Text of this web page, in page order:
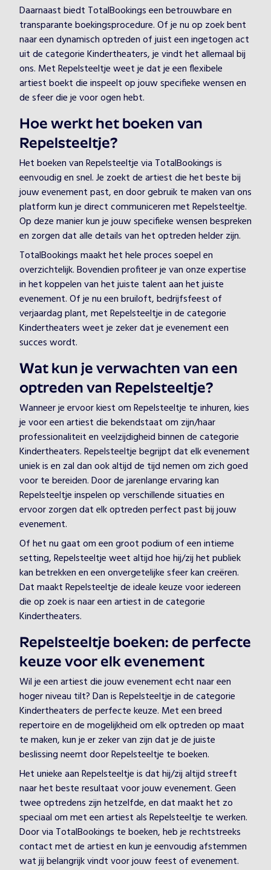
Daarnaast biedt TotalBookings een betrouwbare en
transparante boekingsprocedure. Of je nu op zoek bent
naar een dynamisch optreden of juist een ingetogen act
uit de categorie Kindertheaters, je vindt het allemaal bij
ons. Met Repelsteeltje weet je dat je een flexibele
artiest boekt die inspeelt op jouw specifieke wensen en
de sfeer die je voor ogen hebt.
Hoe werkt het boeken van
Repelsteeltje?
Het boeken van Repelsteeltje via TotalBookings is
eenvoudig en snel. Je zoekt de artiest die het beste bij
jouw evenement past, en door gebruik te maken van ons
platform kun je direct communiceren met Repelsteeltje.
Op deze manier kun je jouw specifieke wensen bespreken
en zorgen dat alle details van het optreden helder zijn.
TotalBookings maakt het hele proces soepel en
overzichtelijk. Bovendien profiteer je van onze expertise
in het koppelen van het juiste talent aan het juiste
evenement. Of je nu een bruiloft, bedrijfsfeest of
verjaardag plant, met Repelsteeltje in de categorie
Kindertheaters weet je zeker dat je evenement een
succes wordt.
Wat kun je verwachten van een
optreden van Repelsteeltje?
Wanneer je ervoor kiest om Repelsteeltje te inhuren, kies
je voor een artiest die bekendstaat om zijn/haar
professionaliteit en veelzijdigheid binnen de categorie
Kindertheaters. Repelsteeltje begrijpt dat elk evenement
uniek is en zal dan ook altijd de tijd nemen om zich goed
voor te bereiden. Door de jarenlange ervaring kan
Repelsteeltje inspelen op verschillende situaties en
ervoor zorgen dat elk optreden perfect past bij jouw
evenement.
Of het nu gaat om een groot podium of een intieme
setting, Repelsteeltje weet altijd hoe hij/zij het publiek
kan betrekken en een onvergetelijke sfeer kan creëren.
Dat maakt Repelsteeltje de ideale keuze voor iedereen
die op zoek is naar een artiest in de categorie
Kindertheaters.
Repelsteeltje boeken: de perfecte
keuze voor elk evenement
Wil je een artiest die jouw evenement echt naar een
hoger niveau tilt? Dan is Repelsteeltje in de categorie
Kindertheaters de perfecte keuze. Met een breed
repertoire en de mogelijkheid om elk optreden op maat
te maken, kun je er zeker van zijn dat je de juiste
beslissing neemt door Repelsteeltje te boeken.
Het unieke aan Repelsteeltje is dat hij/zij altijd streeft
naar het beste resultaat voor jouw evenement. Geen
twee optredens zijn hetzelfde, en dat maakt het zo
speciaal om met een artiest als Repelsteeltje te werken.
Door via TotalBookings te boeken, heb je rechtstreeks
contact met de artiest en kun je eenvoudig afstemmen
wat jij belangrijk vindt voor jouw feest of evenement.